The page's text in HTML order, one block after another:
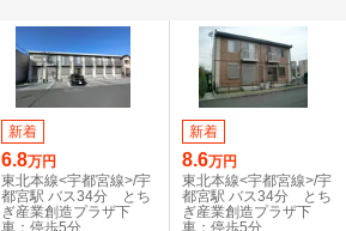
新着
6.8万円
東北本線<宇都宮線>/宇
都宮駅 バス34分 とち
ぎ産業創造プラザ下
車：停歩5分
新着
8.6万円
東北本線<宇都宮線>/宇
都宮駅 バス34分 とち
ぎ産業創造プラザ下
車：停歩5分